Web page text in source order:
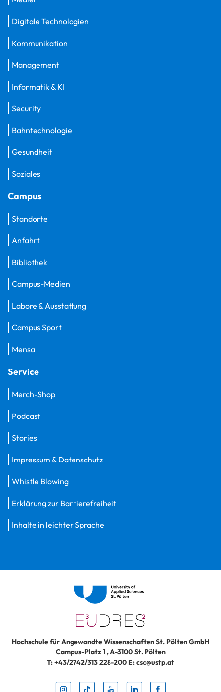
Digitale Technologien
Kommunikation
Management
Informatik & KI
Security
Bahntechnologie
Gesundheit
Soziales
Campus
Standorte
Anfahrt
Bibliothek
Campus-Medien
Labore & Ausstattung
Campus Sport
Mensa
Service
Merch-Shop
Podcast
Stories
Impressum & Datenschutz
Whistle Blowing
Erklärung zur Barrierefreiheit
Inhalte in leichter Sprache
Hochschule für Angewandte Wissenschaften St. Pölten GmbH
Campus-Platz 1,A-3100St. Pölten
T:+43/2742/313 228-200 E:csc@ustp.at